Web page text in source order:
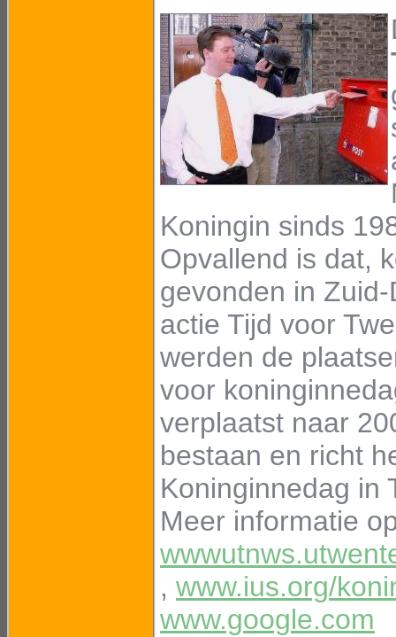
Koningin sinds
Opvallend is dat,
gevonden in
actie Tijd voor
werden de
voor
verplaatst naar
bestaan en richt
Koninginnedag in
Meer informatie
, www.ius.org/
www.google.com